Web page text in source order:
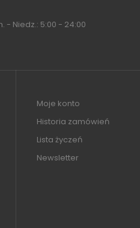
- Niedz.: 5:00 - 24:00
Moje konto
Historia zamówień
Lista życzeń
Newsletter